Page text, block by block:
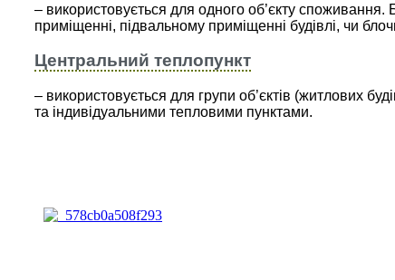
– використовується для одного об’єкту
приміщенні, підвальному приміщенні будівлі, чи
Центральний теплопункт
– використовується для групи об’єктів (житлових
та індивідуальними тепловими пунктами.